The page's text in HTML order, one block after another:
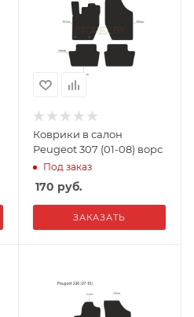
Коврики в салон
Peugeot 307 (01-08) ворс
Под заказ
170 руб.
ЗАКАЗАТЬ